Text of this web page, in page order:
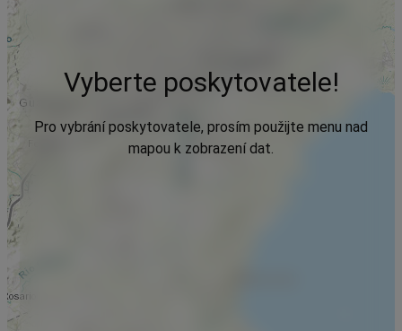
Vyberte poskytovatele!
Pro vybrání poskytovatele, prosím použijte menu nad
mapou k zobrazení dat.